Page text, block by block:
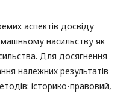
аспектів досвіду
насильству як
Для досягнення
належних результатів
історико-правовий,